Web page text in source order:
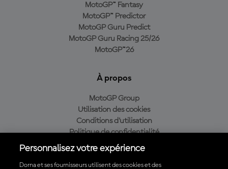
MotoGP™ Fantasy
MotoGP™ Predictor
MotoGP Guru Predict
MotoGP Guru Racing 25/26
MotoGP™26
À propos
MotoGP Group
Utilisation des cookies
Conditions d'utilisation
Politique de confidentialité
Politique d’achat
Personnalisez votre expérience
Dorna et ses fournisseurs utilisent des cookies et des